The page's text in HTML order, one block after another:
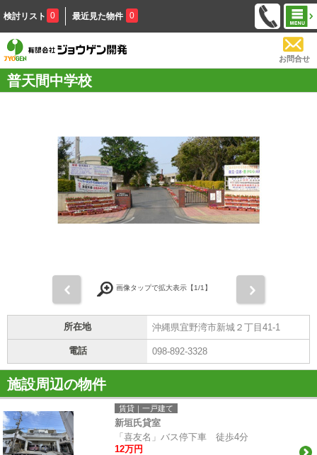
検討リスト 0 最近見た物件 0
お問合せ
普天間中学校
画像タップで拡大表示【1/1】
所在地 沖縄県宜野湾市新城２丁目41-1
電話 098-892-3328
施設周辺の物件
賃貸｜一戸建て
新垣氏貸室
「喜友名」バス停下車 徒歩4分
12万円